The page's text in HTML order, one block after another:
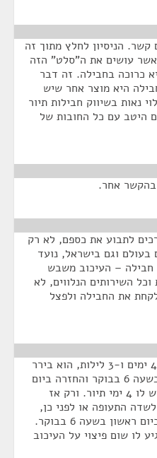
הניסיון לחלץ מתוך זה
עושים את ה"סלט" הזה
כרוכה בחבילה. זה דבר
היא מוצר אחר שיש
נאות בשיווק חבילות תיור
היטב עם כל החובות של
בהקשר אחר.
לתבוע את כספם, לא רק
וגם בישראל, נועד
חבילה – העיכוב משבש
השירותים הנלווים, לא
את החבילה ולפצל
כאשר אדם קונה חבילת תיור ל-4 ימים ו-3 לילות, הוא בירר
שהיציאה מן הארץ ביום ראשון בשעה 6 בבוקר והחזרה ביום
רביעי בשעה 10 בלילה ויודע שיש לו 4 ימי תיור. ורק אז
התעופה או לפני כן,
שהטיסה נדחתה והיא לא תהיה ביום ראשון בשעה 6 בבוקר.
לו שום פיצוי על העיכוב